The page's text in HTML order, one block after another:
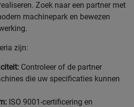
Zoek naar een partner met
machinepark en bewezen
zijn:
Controleer of de partner
die uw specificaties kunnen
ISO 9001-certificering en